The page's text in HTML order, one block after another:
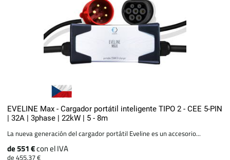
EVELINE Max - Cargador portátil inteligente TIPO 2 - CEE 5-PIN
| 32A | 3phase | 22kW | 5 - 8m
La nueva generación del cargador portátil Eveline es un accesorio...
de 551 €con el IVA
de 455.37 €